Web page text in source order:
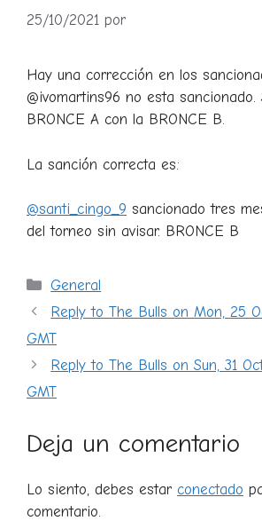
25/10/2021 por
Hay una corrección en los
@ivomartins96 no esta sancionado.
BRONCE A con la BRONCE B.
La sanción correcta es:
@santi_cingo_9 sancionado tres
del torneo sin avisar. BRONCE B
Categorías
General
Reply to The Bulls on Mon, 25
GMT
Reply to The Bulls on Sun, 31
GMT
Deja un comentario
Lo siento, debes estar conectado
comentario.